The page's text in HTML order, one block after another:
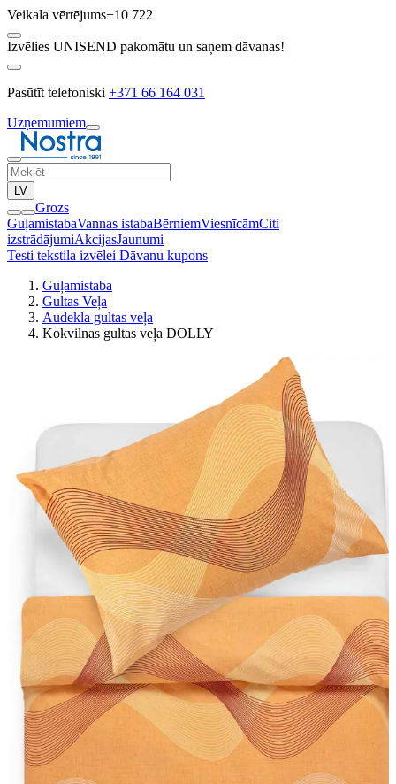
Veikala vērtējums+10 722
Izvēlies UNISEND pakomātu un saņem dāvanas!
Pasūtīt telefoniski +371 66 164 031
Uzņēmumiem
LV
Grozs
GuļamistabaVannas istabaBērniemViesnīcāmCiti
izstrādājumiAkcijasJaunumi
Testi tekstila izvēlei Dāvanu kupons
Guļamistaba
Gultas Veļa
Audekla gultas veļa
Kokvilnas gultas veļa DOLLY